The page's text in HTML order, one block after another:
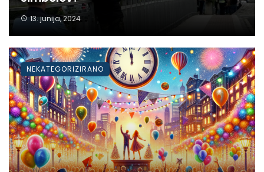
13. junija, 2024
NEKATEGORIZIRANO